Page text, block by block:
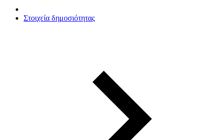
Στοιχεία δημοσιότητας